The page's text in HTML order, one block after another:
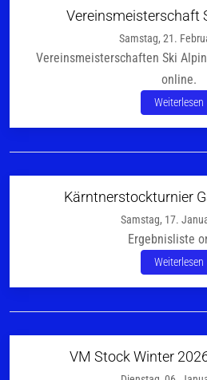
Vereinsmeisterschaft
Samstag, 21.
Vereinsmeisterschaften Ski
online.
Weiterlesen
Kärntnerstockturnier
Samstag, 17.
Ergebnisliste
Weiterlesen
VM Stock Winter